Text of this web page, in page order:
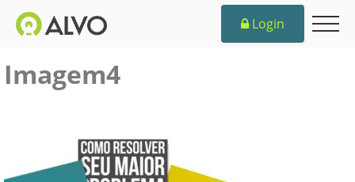
Login
Imagem4